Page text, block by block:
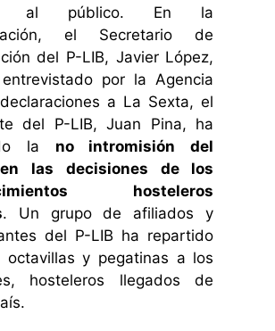
al público. En la
el Secretario de
del P-LIB, Javier López,
por la Agencia
a La Sexta, el
del P-LIB, Juan Pina, ha
la no intromisión del
las decisiones de los
hosteleros
. Un grupo de afiliados y
del P-LIB ha repartido
octavillas y pegatinas a los
hosteleros llegados de